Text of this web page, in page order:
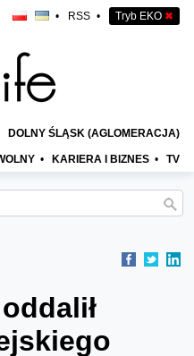
• RSS • Tryb EKO ✖
DOLNY ŚLĄSK (AGLOMERACJA)
• KARIERA I BIZNES • TV